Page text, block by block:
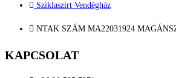
Sziklaszirt Vendégház
NTAK SZÁM MA22031924
KAPCSOLAT